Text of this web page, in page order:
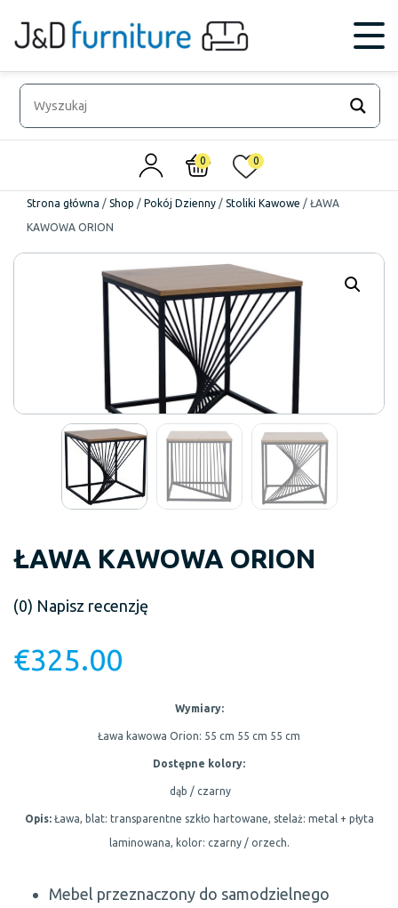
0 0
Strona główna / Shop / Pokój Dzienny / Stoliki Kawowe / ŁAWA
KAWOWA ORION
ŁAWA KAWOWA ORION
(0) Napisz recenzję
€325.00
Wymiary:
Ława kawowa Orion: 55 cm 55 cm 55 cm
Dostępne kolory:
dąb / czarny
Opis: Ława, blat: transparentne szkło hartowane, stelaż: metal + płyta
laminowana, kolor: czarny / orzech.
Mebel przeznaczony do samodzielnego